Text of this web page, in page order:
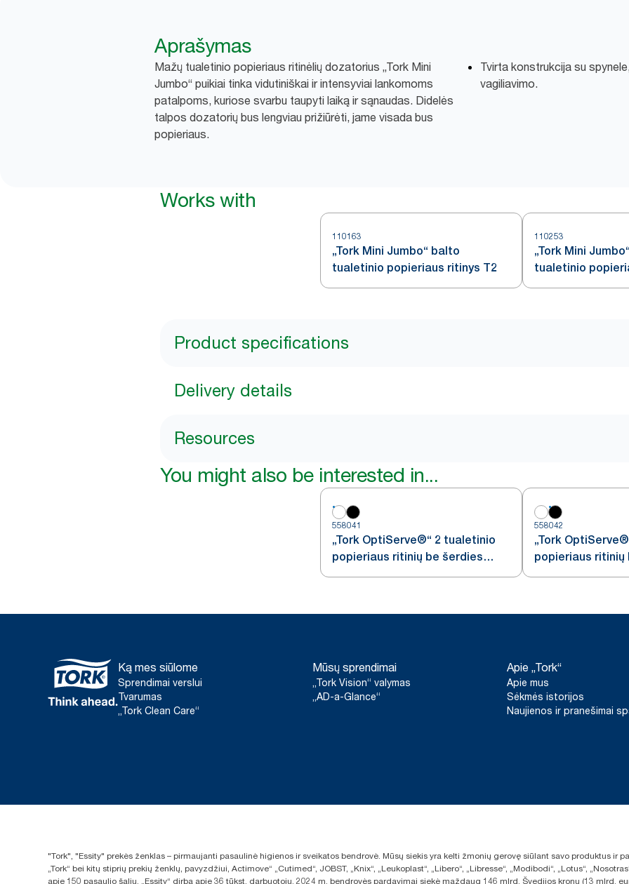
Aprašymas
Mažų tualetinio popieriaus ritinėlių dozatorius „Tork Mini
Jumbo“ puikiai tinka vidutiniškai ir intensyviai lankomoms
patalpoms, kuriose svarbu taupyti laiką ir sąnaudas. Didelės
talpos dozatorių bus lengviau prižiūrėti, jame visada bus
popieriaus.
Tvirta konstrukcija su
vagiliavimo.
Works with
110163
„Tork Mini Jumbo“ balto
tualetinio popieriaus ritinys T2
110253
„Tork Mini
tualetinio
baltas, T2
Product specifications
Delivery details
Resources
You might also be interested in...
558041
„Tork OptiServe®“ 2 tualetinio
popieriaus ritinių be šerdies
dozatorius
558042
„Tork
popieriaus ritinių
dozatorius
Ką mes siūlome
Sprendimai verslui
Tvarumas
„Tork Clean Care“
Mūsų sprendimai
„Tork Vision“ valymas
„AD-a-Glance“
Apie „Tork“
Apie mus
Sėkmės istorijos
Naujienos ir pranešimai
"Tork", "Essity" prekės ženklas – pirmaujanti pasaulinė higienos ir sveikatos bendrovė. Mūsų siekis yra kelti žmonių gerovę siūlant savo produktus ir
„Tork“ bei kitų stiprių prekių ženklų, pavyzdžiui, Actimove“ „Cutimed“, JOBST, „Knix“, „Leukoplast“, „Libero“, „Libresse“, „Modibodi“, „Lotus“,
apie 150 pasaulio šalių. „Essity“ dirba apie 36 tūkst. darbuotojų. 2024 m. bendrovės pardavimai siekė maždaug 146 mlrd. Švedijos kronų (13 mlrd.